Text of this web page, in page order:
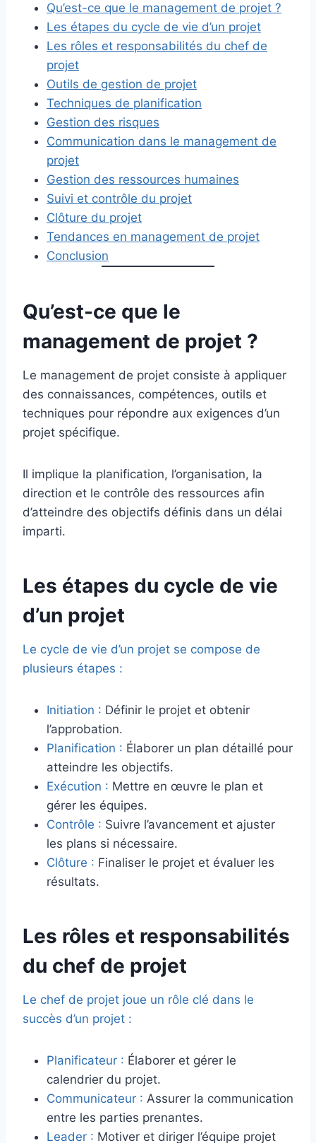
Qu’est-ce que le management de projet ?
Les étapes du cycle de vie d’un projet
Les rôles et responsabilités du chef de
projet
Outils de gestion de projet
Techniques de planification
Gestion des risques
Communication dans le management de
projet
Gestion des ressources humaines
Suivi et contrôle du projet
Clôture du projet
Tendances en management de projet
Conclusion
Qu’est-ce que le
management de projet ?
Le management de projet consiste à appliquer
des connaissances, compétences, outils et
techniques pour répondre aux exigences d’un
projet spécifique.
Il implique la planification, l’organisation, la
direction et le contrôle des ressources afin
d’atteindre des objectifs définis dans un délai
imparti.
Les étapes du cycle de vie
d’un projet
Le cycle de vie d’un projet se compose de
plusieurs étapes :
Initiation : Définir le projet et obtenir
l’approbation.
Planification : Élaborer un plan détaillé pour
atteindre les objectifs.
Exécution : Mettre en œuvre le plan et
gérer les équipes.
Contrôle : Suivre l’avancement et ajuster
les plans si nécessaire.
Clôture : Finaliser le projet et évaluer les
résultats.
Les rôles et responsabilités
du chef de projet
Le chef de projet joue un rôle clé dans le
succès d’un projet :
Planificateur : Élaborer et gérer le
calendrier du projet.
Communicateur : Assurer la communication
entre les parties prenantes.
Leader : Motiver et diriger l’équipe projet